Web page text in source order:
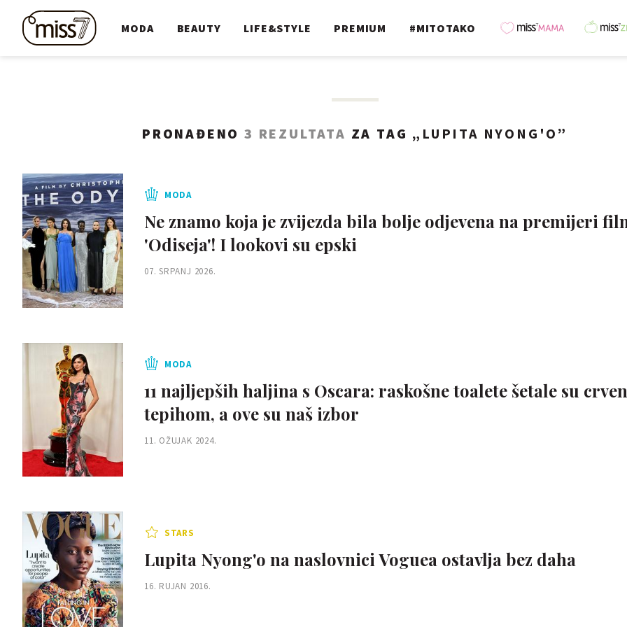
MODA BEAUTY LIFE&STYLE PREMIUM #MITOTAKO
PRONAĐENO 3 REZULTATA ZA TAG „ LUPITA NYONG'O ”
MODA
Ne znamo koja je zvijezda bila bolje odjevena na premijeri
'Odiseja'! I lookovi su epski
07. SRPANJ 2026.
MODA
11 najljepših haljina s Oscara: raskošne toalete šetale su
tepihom, a ove su naš izbor
11. OŽUJAK 2024.
STARS
Lupita Nyong'o na naslovnici Voguea ostavlja bez daha
16. RUJAN 2016.